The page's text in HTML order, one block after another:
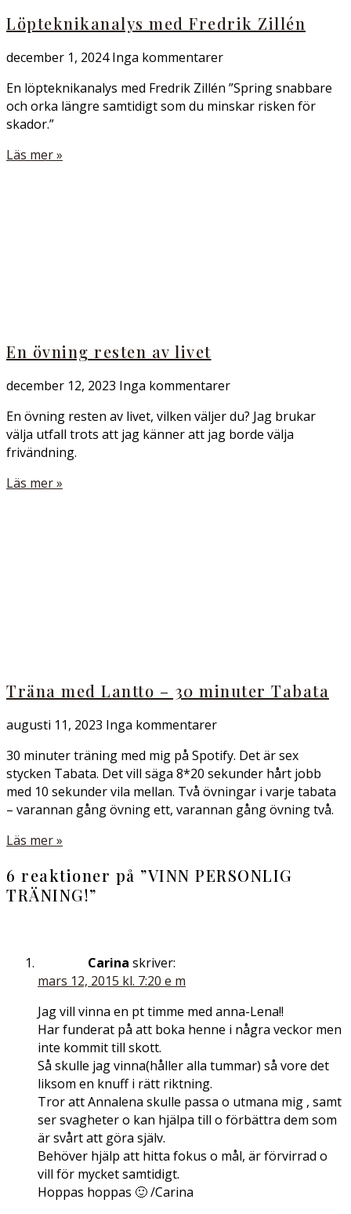
Löpteknikanalys med Fredrik Zillén
december 1, 2024Inga kommentarer
En löpteknikanalys med Fredrik Zillén ”Spring snabbare
och orka längre samtidigt som du minskar risken för
skador.”
Läs mer »
En övning resten av livet
december 12, 2023 Inga kommentarer
En övning resten av livet, vilken väljer du? Jag brukar
välja utfall trots att jag känner att jag borde välja
frivändning.
Läs mer »
Träna med Lantto – 30 minuter Tabata
augusti 11, 2023 Inga kommentarer
30 minuter träning med mig på Spotify. Det är sex
stycken Tabata. Det vill säga 8*20 sekunder hårt jobb
med 10 sekunder vila mellan. Två övningar i varje tabata
– varannan gång övning ett, varannan gång övning två.
Läs mer »
6 reaktioner på ”VINN PERSONLIG
TRÄNING!”
Carina skriver:
mars 12, 2015 kl. 7:20 e m
Jag vill vinna en pt timme med anna-Lena!!
Har funderat på att boka henne i några veckor men
inte kommit till skott.
Så skulle jag vinna(håller alla tummar) så vore det
liksom en knuff i rätt riktning.
Tror att Annalena skulle passa o utmana mig , samt
ser svagheter o kan hjälpa till o förbättra dem som
är svårt att göra själv.
Behöver hjälp att hitta fokus o mål, är förvirrad o
vill för mycket samtidigt.
Hoppas hoppas 🙂 /Carina